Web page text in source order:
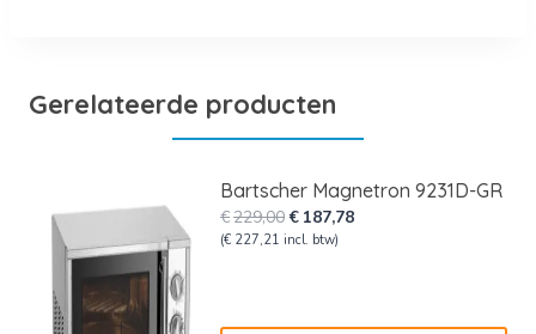
Gerelateerde producten
Bartscher Magnetron 9231D-GR
€229,00Oorspronkelijke
prijs
€ 187,78Huidige
(€ 227,21 incl. btw)